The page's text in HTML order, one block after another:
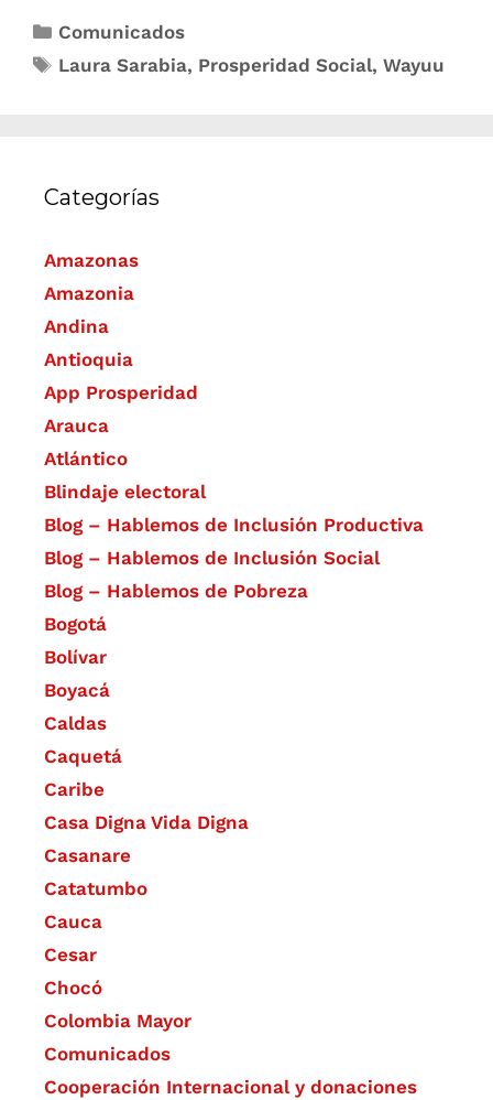
Comunicados
Laura Sarabia, Prosperidad Social,Wayuu
Categorías
Amazonas
Amazonia
Andina
Antioquia
App Prosperidad
Arauca
Atlántico
Blindaje electoral
Blog – Hablemos de Inclusión Productiva
Blog – Hablemos de Inclusión Social
Blog – Hablemos de Pobreza
Bogotá
Bolívar
Boyacá
Caldas
Caquetá
Caribe
Casa Digna Vida Digna
Casanare
Catatumbo
Cauca
Cesar
Chocó
Colombia Mayor
Comunicados
Cooperación Internacional y donaciones